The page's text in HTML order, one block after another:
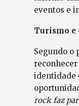
eventos e
Turismo e
Segundo o
identidade
rock faz